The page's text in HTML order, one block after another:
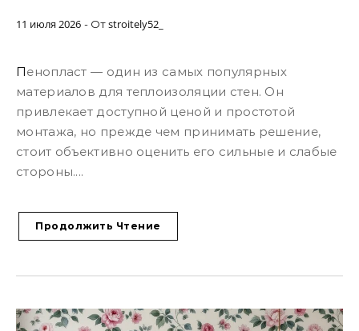
11 июля 2026 - Отstroitely52_
Пенопласт — один из самых популярных
материалов для теплоизоляции стен. Он
привлекает доступной ценой и простотой
монтажа, но прежде чем принимать решение,
стоит объективно оценить его сильные и слабые
стороны....
Продолжить Чтение